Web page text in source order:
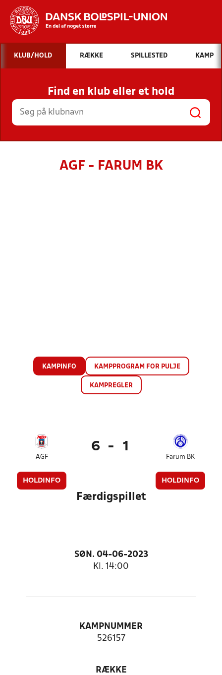
Hvad vil du søge efter?
INDHOLD OG NYHEDER
STILLINGER, RESULTATER, KLUBBER OG
HOLD
KLUB/HOLD RÆKKE SPILLESTED KAMP
Find en klub eller et hold
AGF - FARUM BK
KAMPINFO KAMPPROGRAM FOR PULJE
KAMPREGLER
AGF
HOLDINFO
6 - 1
Farum BK
HOLDINFO
Færdigspillet
SØN. 04-06-2023
Kl. 14:00
KAMPNUMMER
526157
RÆKKE